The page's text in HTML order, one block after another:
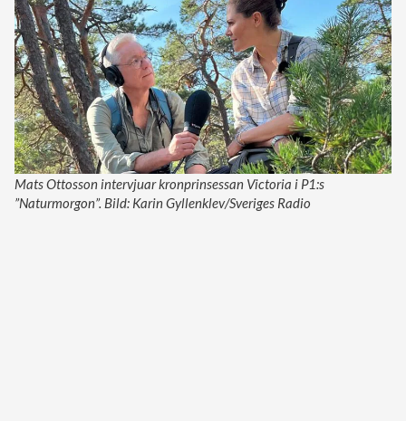
Mats Ottosson intervjuar kronprinsessan Victoria i P1:s
”Naturmorgon”. Bild: Karin Gyllenklev/Sveriges Radio